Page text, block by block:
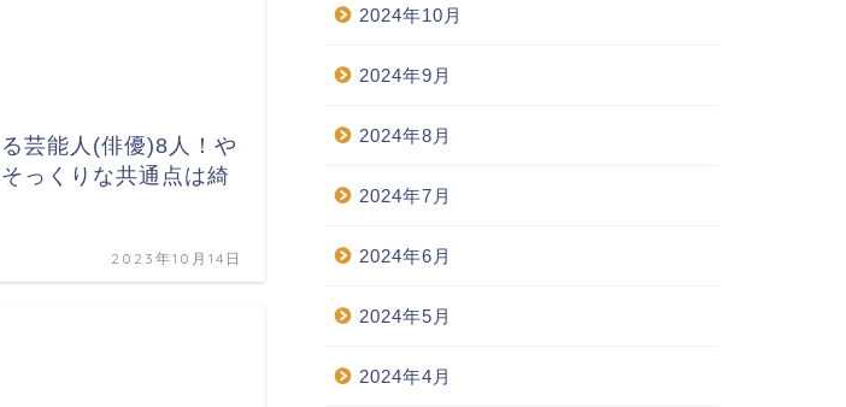
芸能人(俳優)8人！や
っくりな共通点は綺
2023年10月14日
2024年10月
2024年9月
2024年8月
2024年7月
2024年6月
2024年5月
2024年4月